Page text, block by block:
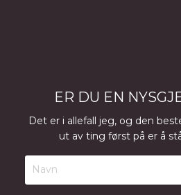
ER DU EN
Det er i allefall jeg, og den
ut av ting først på er å